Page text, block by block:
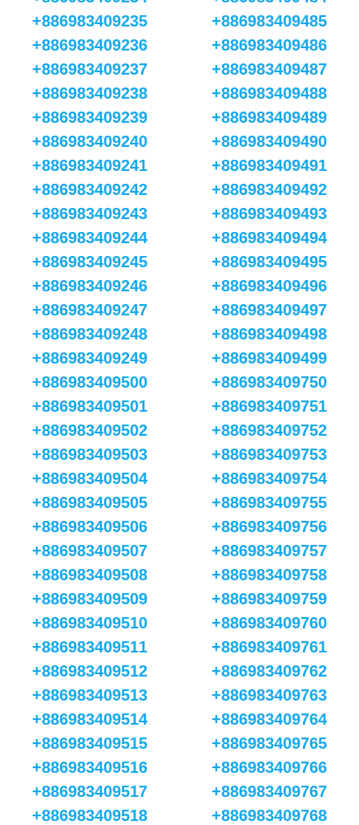
+886983409235
+886983409236
+886983409237
+886983409238
+886983409239
+886983409240
+886983409241
+886983409242
+886983409243
+886983409244
+886983409245
+886983409246
+886983409247
+886983409248
+886983409249
+886983409485
+886983409486
+886983409487
+886983409488
+886983409489
+886983409490
+886983409491
+886983409492
+886983409493
+886983409494
+886983409495
+886983409496
+886983409497
+886983409498
+886983409499
+886983409500
+886983409501
+886983409502
+886983409503
+886983409504
+886983409505
+886983409506
+886983409507
+886983409508
+886983409509
+886983409510
+886983409511
+886983409512
+886983409513
+886983409514
+886983409515
+886983409516
+886983409517
+886983409518
+886983409750
+886983409751
+886983409752
+886983409753
+886983409754
+886983409755
+886983409756
+886983409757
+886983409758
+886983409759
+886983409760
+886983409761
+886983409762
+886983409763
+886983409764
+886983409765
+886983409766
+886983409767
+886983409768